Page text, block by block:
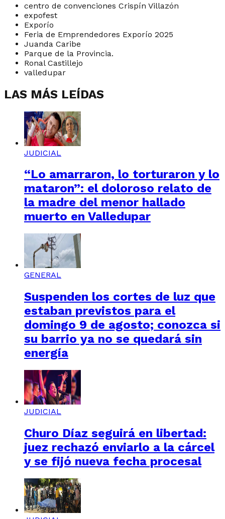
centro de convenciones Crispín Villazón
expofest
Exporío
Feria de Emprendedores Exporío 2025
Juanda Caribe
Parque de la Provincia.
Ronal Castillejo
valledupar
LAS MÁS LEÍDAS
JUDICIAL
“Lo amarraron, lo torturaron y lo
mataron”: el doloroso relato de
la madre del menor hallado
muerto en Valledupar
GENERAL
Suspenden los cortes de luz que
estaban previstos para el
domingo 9 de agosto; conozca si
su barrio ya no se quedará sin
energía
JUDICIAL
Churo Díaz seguirá en libertad:
juez rechazó enviarlo a la cárcel
y se fijó nueva fecha procesal